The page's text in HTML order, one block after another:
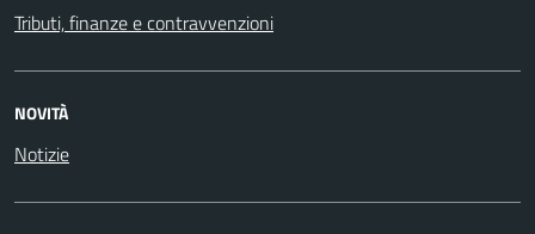
Tributi, finanze e contravvenzioni
NOVITÀ
Notizie